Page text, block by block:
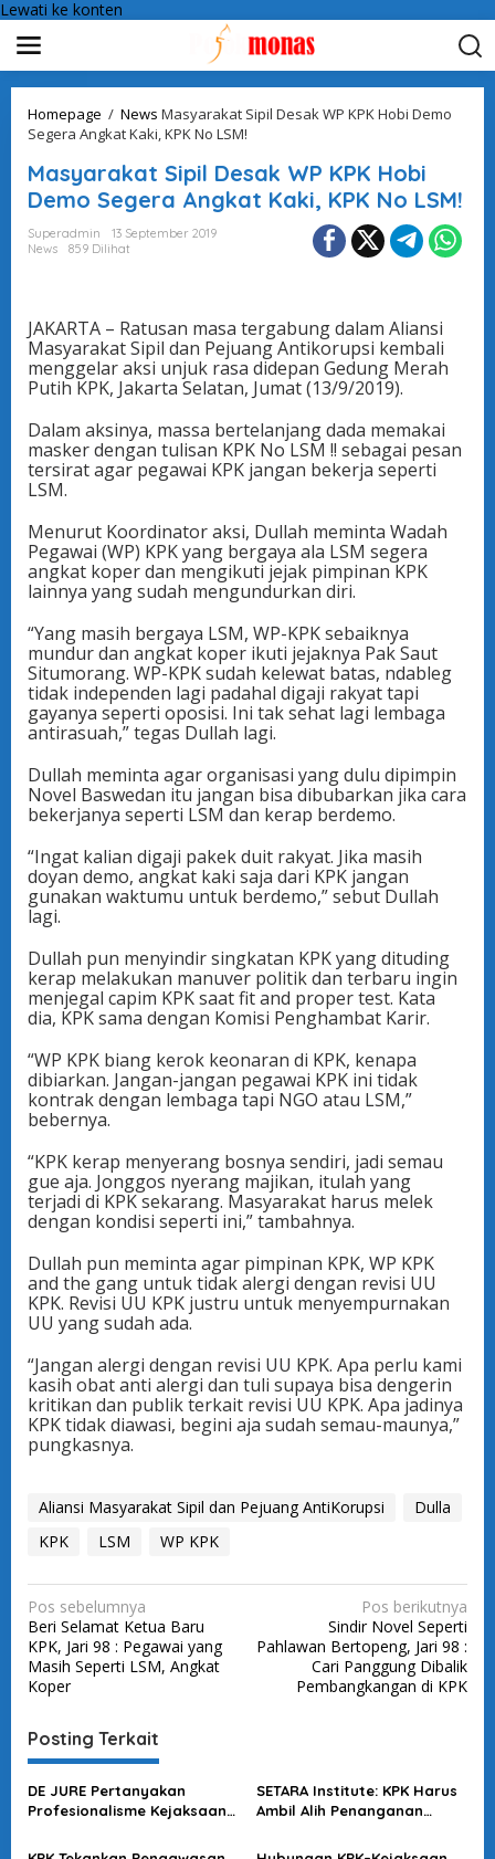
Lewati ke konten
Homepage / News Masyarakat Sipil Desak WP KPK Hobi Demo
Segera Angkat Kaki, KPK No LSM!
Masyarakat Sipil Desak WP KPK Hobi
Demo Segera Angkat Kaki, KPK No LSM!
Superadmin
13 September 2019
News
859 Dilihat
JAKARTA – Ratusan masa tergabung dalam Aliansi
Masyarakat Sipil dan Pejuang Antikorupsi kembali
menggelar aksi unjuk rasa didepan Gedung Merah
Putih KPK, Jakarta Selatan, Jumat (13/9/2019).
Dalam aksinya, massa bertelanjang dada memakai
masker dengan tulisan KPK No LSM !! sebagai pesan
tersirat agar pegawai KPK jangan bekerja seperti
LSM.
Menurut Koordinator aksi, Dullah meminta Wadah
Pegawai (WP) KPK yang bergaya ala LSM segera
angkat koper dan mengikuti jejak pimpinan KPK
lainnya yang sudah mengundurkan diri.
“Yang masih bergaya LSM, WP-KPK sebaiknya
mundur dan angkat koper ikuti jejaknya Pak Saut
Situmorang. WP-KPK sudah kelewat batas, ndableg
tidak independen lagi padahal digaji rakyat tapi
gayanya seperti oposisi. Ini tak sehat lagi lembaga
antirasuah,” tegas Dullah lagi.
Dullah meminta agar organisasi yang dulu dipimpin
Novel Baswedan itu jangan bisa dibubarkan jika cara
bekerjanya seperti LSM dan kerap berdemo.
“Ingat kalian digaji pakek duit rakyat. Jika masih
doyan demo, angkat kaki saja dari KPK jangan
gunakan waktumu untuk berdemo,” sebut Dullah
lagi.
Dullah pun menyindir singkatan KPK yang dituding
kerap melakukan manuver politik dan terbaru ingin
menjegal capim KPK saat fit and proper test. Kata
dia, KPK sama dengan Komisi Penghambat Karir.
“WP KPK biang kerok keonaran di KPK, kenapa
dibiarkan. Jangan-jangan pegawai KPK ini tidak
kontrak dengan lembaga tapi NGO atau LSM,”
bebernya.
“KPK kerap menyerang bosnya sendiri, jadi semau
gue aja. Jonggos nyerang majikan, itulah yang
terjadi di KPK sekarang. Masyarakat harus melek
dengan kondisi seperti ini,” tambahnya.
Dullah pun meminta agar pimpinan KPK, WP KPK
and the gang untuk tidak alergi dengan revisi UU
KPK. Revisi UU KPK justru untuk menyempurnakan
UU yang sudah ada.
“Jangan alergi dengan revisi UU KPK. Apa perlu kami
kasih obat anti alergi dan tuli supaya bisa dengerin
kritikan dan publik terkait revisi UU KPK. Apa jadinya
KPK tidak diawasi, begini aja sudah semau-maunya,”
pungkasnya.
Aliansi Masyarakat Sipil dan Pejuang AntiKorupsi
Dulla
KPK
LSM WP KPK
N
a
v
i
g
a
s
i
Pos sebelumnya
Beri Selamat Ketua Baru
KPK, Jari 98 : Pegawai yang
Masih Seperti LSM, Angkat
Koper
Pos berikutnya
Sindir Novel Seperti
Pahlawan Bertopeng, Jari 98 :
Cari Panggung Dibalik
Pembangkangan di KPK
Posting Terkait
DE JURE Pertanyakan
Profesionalisme Kejaksaan
SETARA Institute: KPK Harus
Ambil Alih Penanganan
Febrie Adriansyah